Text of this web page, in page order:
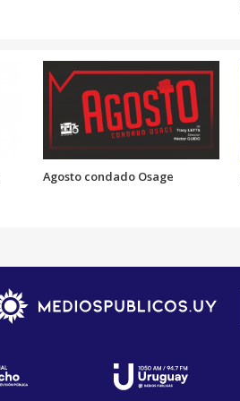
Agosto condado Osage